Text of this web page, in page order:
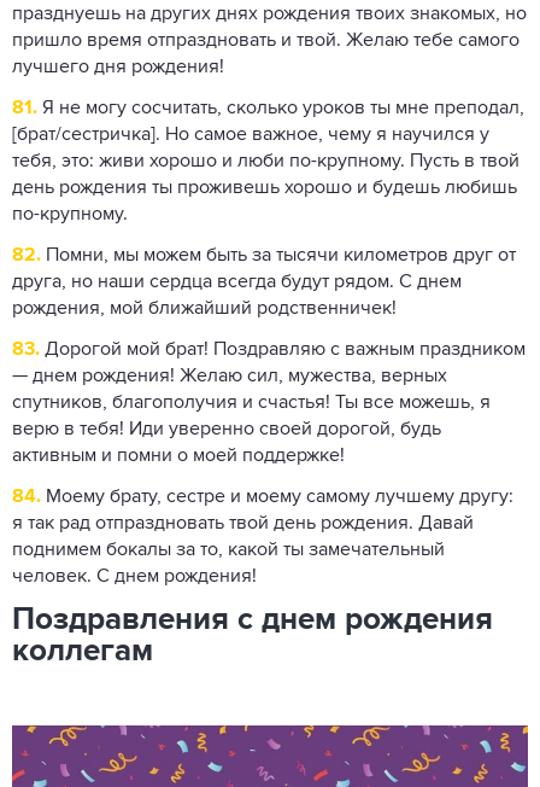
празднуешь на других днях рождения твоих знакомых, но
пришло время отпраздновать и твой. Желаю тебе самого
лучшего дня рождения!
81. Я не могу сосчитать, сколько уроков ты мне преподал,
[брат/сестричка]. Но самое важное, чему я научился у
тебя, это: живи хорошо и люби по-крупному. Пусть в твой
день рождения ты проживешь хорошо и будешь любишь
по-крупному.
82. Помни, мы можем быть за тысячи километров друг от
друга, но наши сердца всегда будут рядом. С днем
рождения, мой ближайший родственничек!
83. Дорогой мой брат! Поздравляю с важным праздником
— днем рождения! Желаю сил, мужества, верных
спутников, благополучия и счастья! Ты все можешь, я
верю в тебя! Иди уверенно своей дорогой, будь
активным и помни о моей поддержке!
84. Моему брату, сестре и моему самому лучшему другу:
я так рад отпраздновать твой день рождения. Давай
поднимем бокалы за то, какой ты замечательный
человек. С днем ​​рождения!
Поздравления с днем ​​рождения
коллегам